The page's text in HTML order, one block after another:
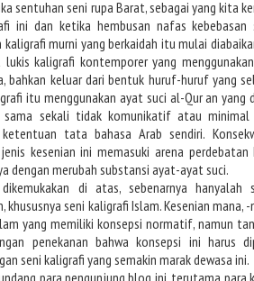
sentuhan seni rupa Barat, sebagai yang kita
ini dan ketika hembusan nafas kebebasan
kaligrafi murni yang berkaidah itu mulai
lukis kaligrafi kontemporer yang
bahkan keluar dari bentuk huruf-huruf yang
itu menggunakan ayat suci al-Qur an
sekali tidak komunikatif atau minimal
tata bahasa Arab sendiri.
kesenian ini memasuki arena
dengan merubah substansi ayat-ayat suci.
di atas, sebenarnya
khususnya seni kaligrafi Islam. Kesenian
yang memiliki konsepsi normatif, namun
penekanan bahwa konsepsi ini harus
seni kaligrafi yang semakin marak dewasa ini.